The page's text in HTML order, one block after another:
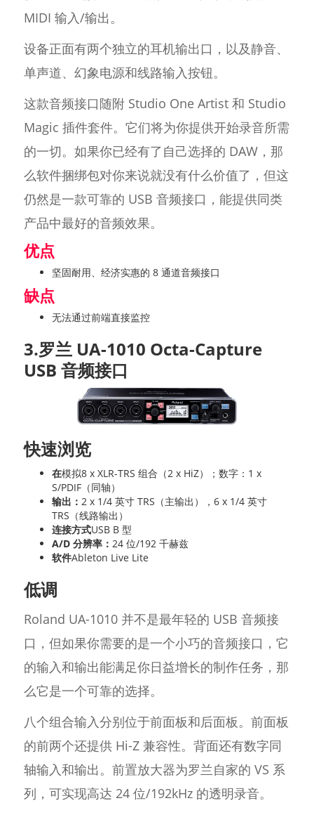
MIDI 输入/输出。
设备正面有两个独立的耳机输出口，以及静音、
单声道、幻象电源和线路输入按钮。
这款音频接口随附 Studio One Artist 和 Studio
Magic 插件套件。它们将为你提供开始录音所需
的一切。如果你已经有了自己选择的 DAW，那
么软件捆绑包对你来说就没有什么价值了，但这
仍然是一款可靠的 USB 音频接口，能提供同类
产品中最好的音频效果。
优点
坚固耐用、经济实惠的 8 通道音频接口
缺点
无法通过前端直接监控
3.罗兰 UA-1010 Octa-Capture
USB 音频接口
快速浏览
在模拟8 x XLR-TRS 组合（2 x HiZ）；数字：1 x
S/PDIF（同轴）
输出： 2 x 1/4 英寸 TRS（主输出），6 x 1/4 英寸
TRS（线路输出）
连接方式USB B 型
A/D 分辨率： 24 位/192 千赫兹
软件Ableton Live Lite
低调
Roland UA-1010 并不是最年轻的 USB 音频接
口，但如果你需要的是一个小巧的音频接口，它
的输入和输出能满足你日益增长的制作任务，那
么它是一个可靠的选择。
八个组合输入分别位于前面板和后面板。前面板
的前两个还提供 Hi-Z 兼容性。背面还有数字同
轴输入和输出。前置放大器为罗兰自家的 VS 系
列，可实现高达 24 位/192kHz 的透明录音。